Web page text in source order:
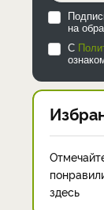
на
С
здесь